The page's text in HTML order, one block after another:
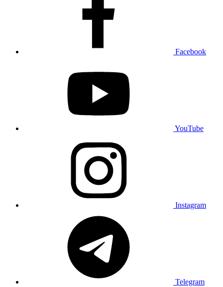
Facebook
YouTube
Instagram
Telegram